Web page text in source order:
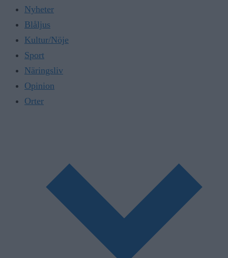
Nyheter
Blåljus
Kultur/Nöje
Sport
Näringsliv
Opinion
Orter